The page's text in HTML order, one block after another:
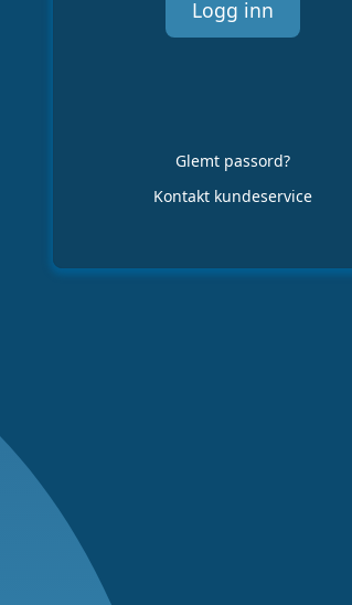
Logg inn
Glemt passord?
Kontakt kundeservice